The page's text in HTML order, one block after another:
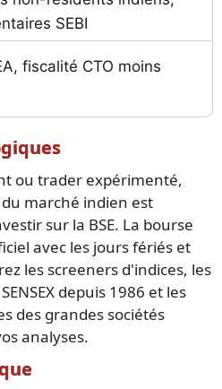
SEBI
fiscalité CTO moins
ou trader expérimenté,
marché indien est
sur la BSE. La bourse
avec les jours fériés et
les screeners d'indices, les
depuis 1986 et les
des grandes sociétés
analyses.